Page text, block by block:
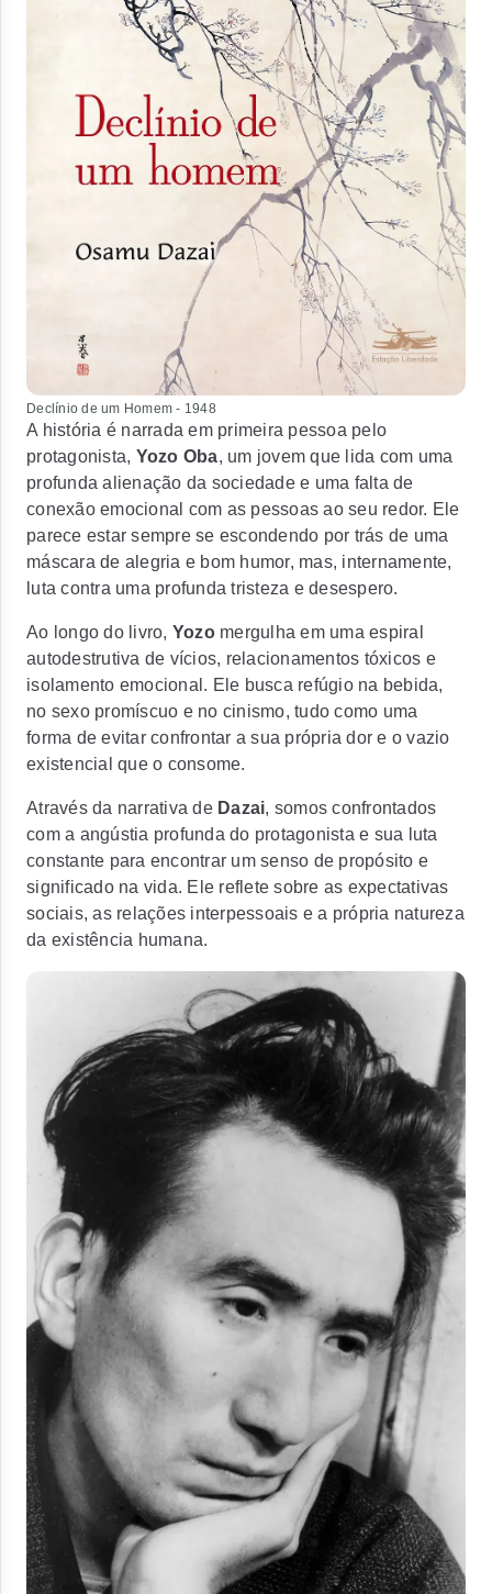
Declínio de um Homem - 1948
A história é narrada em primeira pessoa pelo
protagonista, Yozo Oba, um jovem que lida com uma
profunda alienação da sociedade e uma falta de
conexão emocional com as pessoas ao seu redor. Ele
parece estar sempre se escondendo por trás de uma
máscara de alegria e bom humor, mas, internamente,
luta contra uma profunda tristeza e desespero.
Ao longo do livro, Yozomergulha em uma espiral
autodestrutiva de vícios, relacionamentos tóxicos e
isolamento emocional. Ele busca refúgio na bebida,
no sexo promíscuo e no cinismo, tudo como uma
forma de evitar confrontar a sua própria dor e o vazio
existencial que o consome.
Através da narrativa deDazai, somos confrontados
com a angústia profunda do protagonista e sua luta
constante para encontrar um senso de propósito e
significado na vida. Ele reflete sobre as expectativas
sociais, as relações interpessoais e a própria natureza
da existência humana.